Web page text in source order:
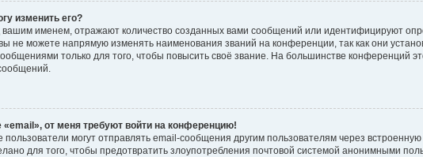
изменить его?
именем, отражают количество созданных вами сообщений или идентифицируют
не можете напрямую изменять наименования званий на конференции, так как они
только для того, чтобы повысить своё звание. На большинстве конференций
от меня требуют войти на конференцию!
пользователи могут отправлять email-сообщения другим пользователям через
для того, чтобы предотвратить злоупотребления почтовой системой анонимными